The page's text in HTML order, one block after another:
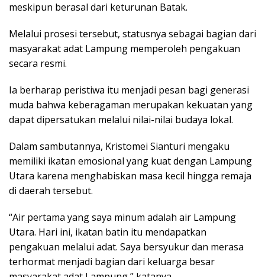
meskipun berasal dari keturunan Batak.
Melalui prosesi tersebut, statusnya sebagai bagian dari
masyarakat adat Lampung memperoleh pengakuan
secara resmi.
Ia berharap peristiwa itu menjadi pesan bagi generasi
muda bahwa keberagaman merupakan kekuatan yang
dapat dipersatukan melalui nilai-nilai budaya lokal.
Dalam sambutannya, Kristomei Sianturi mengaku
memiliki ikatan emosional yang kuat dengan Lampung
Utara karena menghabiskan masa kecil hingga remaja
di daerah tersebut.
“Air pertama yang saya minum adalah air Lampung
Utara. Hari ini, ikatan batin itu mendapatkan
pengakuan melalui adat. Saya bersyukur dan merasa
terhormat menjadi bagian dari keluarga besar